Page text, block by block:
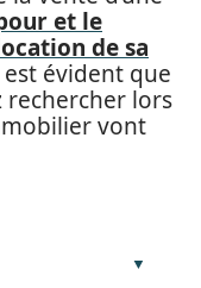
et le
de sa
est évident que
rechercher lors
vont